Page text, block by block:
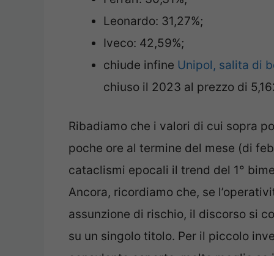
Leonardo: 31,27%;
Iveco: 42,59%;
chiude infine Unipol, salita di
chiuso il 2023 al prezzo di
Ribadiamo che i valori di cui sopra
poche ore al termine del mese (di
cataclismi epocali il trend del 1°
Ancora, ricordiamo che, se
assunzione di rischio, il discorso si
su un singolo titolo. Per il piccolo